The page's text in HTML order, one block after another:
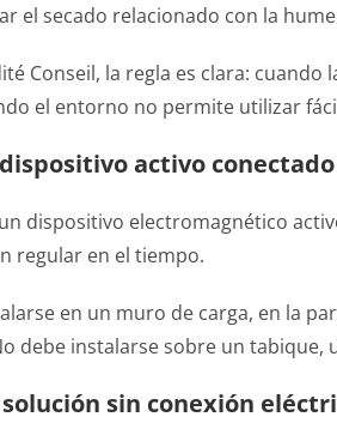
el secado relacionado con la
Conseil, la regla es clara:
el entorno no permite utilizar
activo
un dispositivo electromagnético
regular en el tiempo.
en un muro de carga, en la
debe instalarse sobre un
solución sin conexión